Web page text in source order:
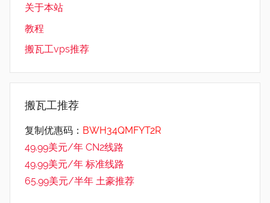
关于本站
教程
搬瓦工vps推荐
搬瓦工推荐
复制优惠码： BWH34QMFYT2R
49.99美元/年 CN2线路
49.99美元/年 标准线路
65.99美元/半年 土豪推荐